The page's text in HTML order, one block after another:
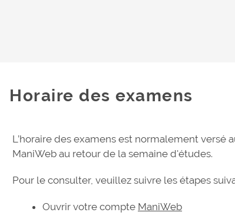
Horaire des examens
L’horaire des examens est normalement versé
ManiWeb au retour de la semaine d'études.
Pour le consulter, veuillez suivre les étapes
Ouvrir votre compte ManiWeb